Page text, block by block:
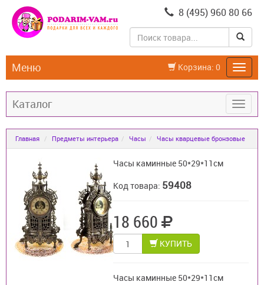
8 (495) 960 80 66
Корзина: 0
Меню
Каталог
Главная Предметы интерьера Часы Часы кварцевые бронзовые
Часы каминные 50*29*11см
Код товара: 59408
18 660
КУПИТЬ
Часы каминные 50*29*11см